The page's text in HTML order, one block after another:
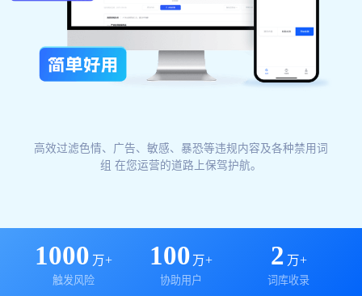
高效过滤色情、广告、敏感、暴恐等违规内容及各种禁用词
组 在您运营的道路上保驾护航。
1000 万+
触发风险
100 万+
协助用户
2 万+
词库收录